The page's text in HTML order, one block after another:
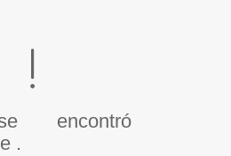
encontró
.